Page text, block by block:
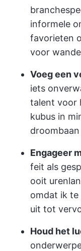
informele
favorieten
voor
Voeg een
iets
talent voor
kubus in
Engageer
feit als
ooit
omdat ik te
uit tot
Houd het